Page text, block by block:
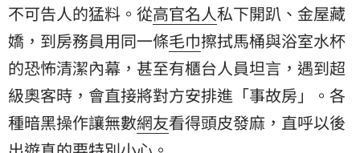
不可告人的猛料。從高官名人私下開趴、金屋藏
嬌，到房務員用同一條毛巾擦拭馬桶與浴室水杯
的恐怖清潔內幕，甚至有櫃台人員坦言，遇到超
級奧客時，會直接將對方安排進「事故房」。各
種暗黑操作讓無數網友看得頭皮發麻，直呼以後